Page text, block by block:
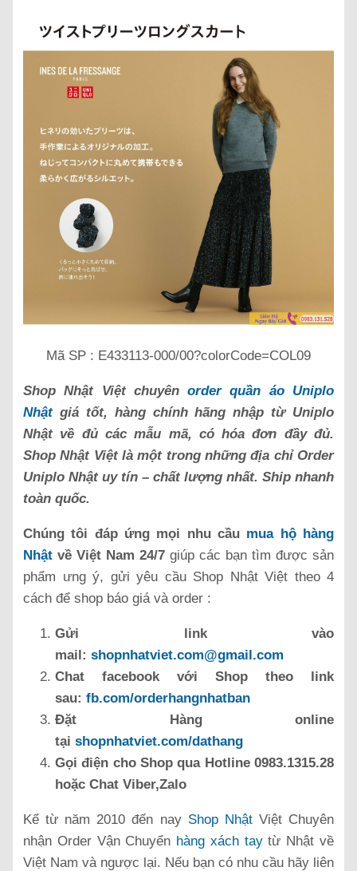
Mã SP : E433113-000/00?colorCode=COL09
Shop Nhật Việt chuyênorder quần áo Uniplo
Nhậtgiá tốt, hàng chính hãng nhập từ Uniplo
Nhật về đủ các mẫu mã, có hóa đơn đầy đủ.
Shop Nhật Việt là một trong những địa chỉ Order
Uniplo Nhật uy tín – chất lượng nhất. Ship nhanh
toàn quốc.
Chúng tôi đáp ứng mọi nhu cầu mua hộ hàng
Nhật về Việt Nam 24/7 giúp các bạn tìm được sản
phẩm ưng ý, gửi yêu cầu Shop Nhật Việt theo 4
cách để shop báo giá và order :
Gửi link vào
mail: shopnhatviet.com@gmail.com
Chat facebook với Shop theo link
sau: fb.com/orderhangnhatban
Đặt Hàng online
tại shopnhatviet.com/dathang
Gọi điện cho Shop qua Hotline 0983.1315.28
hoặc Chat Viber,Zalo
Kể từ năm 2010 đến nay Shop NhậtViệt Chuyên
nhận Order Vận Chuyển hàng xách taytừ Nhật về
Việt Nam và ngược lại. Nếu bạn có nhu cầu hãy liên